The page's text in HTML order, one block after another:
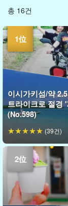
총 16건
이시가키섬/약
트라이크로 절경
(No.598)
(39건)